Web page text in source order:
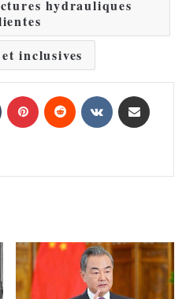
hydrauliques
inclusives